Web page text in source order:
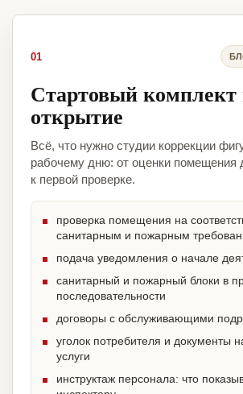
01
Стартовый комплект
открытие
Всё, что нужно студии коррекции
рабочему дню: от оценки помещения
к первой проверке.
проверка помещения на
санитарным и пожарным
подача уведомления о начале
санитарный и пожарный блоки в
последовательности
договоры с обслуживающими
уголок потребителя и документы
услуги
инструктаж персонала: что